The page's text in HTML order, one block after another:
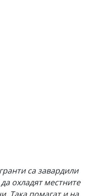
са завардили
охладят местните